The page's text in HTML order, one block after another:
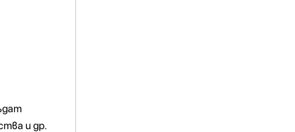
и др.